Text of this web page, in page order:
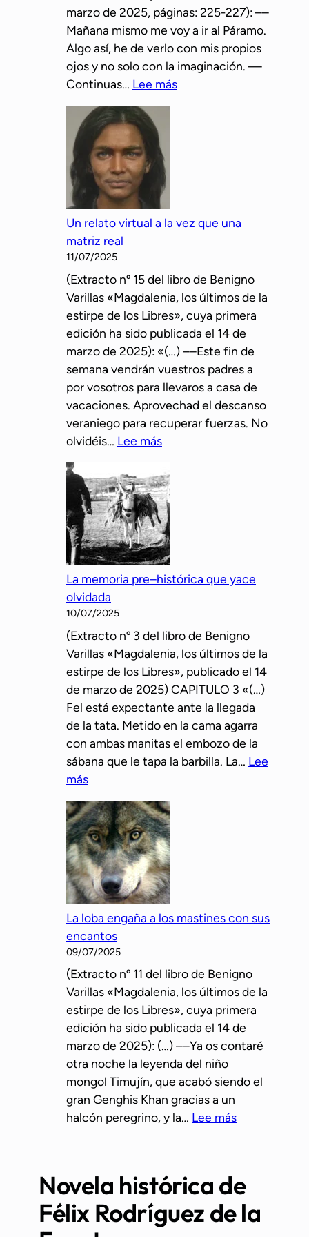
e
r
e
l
a
c
i
ó
n
c
o
n
e
l
o
b
o
e
n
A
s
t
u
r
a
s
l
e
o
í
a
l
i
a
d
o
s
d
e
l
marzo de 2025, páginas: 225-227): ––
Mañana mismo me voy a ir al Páramo.
Algo así, he de verlo con mis propios
ojos y no solo con la imaginación. ––
Continuas… Lee más:
n
e
n
o
c
o
n
o
c
e
t
S
i
b
i
l
a
Un relato virtual a la vez que una
matriz real
11/07/2025
(Extracto nº 15 del libro de Benigno
Varillas «Magdalenia, los últimos de la
estirpe de los Libres», cuya primera
edición ha sido publicada el 14 de
marzo de 2025): «(…) ––Este fin de
semana vendrán vuestros padres a
por vosotros para llevaros a casa de
vacaciones. Aprovechad el descanso
veraniego para recuperar fuerzas. No
olvidéis… Lee más:
n
r
e
l
a
t
o
r
t
u
a
l
a
l
a
e
z
q
u
e
u
n
a
t
r
i
z
r
e
a
l
La memoria pre–histórica que yace
olvidada
10/07/2025
(Extracto nº 3 del libro de Benigno
Varillas «Magdalenia, los últimos de la
estirpe de los Libres», publicado el 14
de marzo de 2025) CAPITULO 3 «(…)
Fel está expectante ante la llegada
de la tata. Metido en la cama agarra
con ambas manitas el embozo de la
sábana que le tapa la barbilla. La… Lee
más:
a
m
e
m
o
r
i
a
p
r
e
–
h
i
s
t
ó
r
q
u
La loba engaña a los mastines con sus
encantos
09/07/2025
(Extracto nº 11 del libro de Benigno
Varillas «Magdalenia, los últimos de la
estirpe de los Libres», cuya primera
edición ha sido publicada el 14 de
marzo de 2025): (…) ––Ya os contaré
otra noche la leyenda del niño
mongol Timujín, que acabó siendo el
gran Genghis Khan gracias a un
halcón peregrino, y la… Lee más:
o
b
Novela histórica de
Félix Rodríguez de la